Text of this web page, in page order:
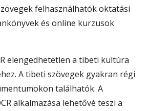
felhasználhatók oktatási
és online kurzusok
elengedhetetlen a tibeti kultúra
A tibeti szövegek gyakran régi
találhatók. A
alkalmazása lehetővé teszi a